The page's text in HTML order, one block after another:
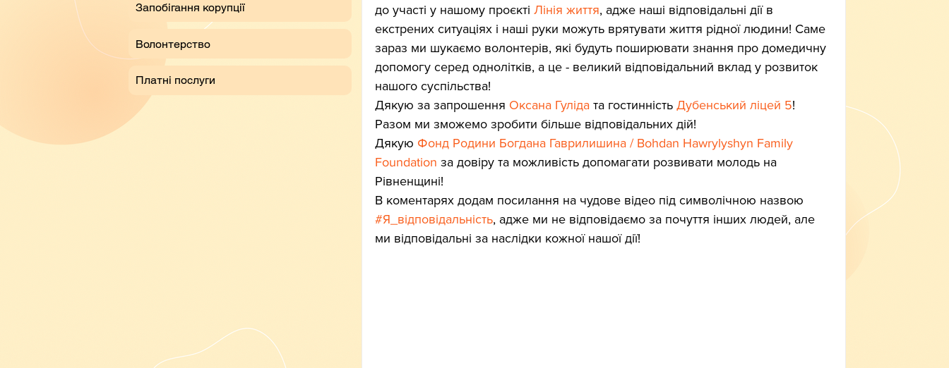
до участі у нашому проєкті Лінія життя, адже наші відповідальні дії в
екстрених ситуаціях і наші руки можуть врятувати життя рідної людини! Саме
зараз ми шукаємо волонтерів, які будуть поширювати знання про домедичну
допомогу серед однолітків, а це - великий відповідальний вклад у розвиток
нашого суспільства!
Дякую за запрошення Оксана Гуліда та гостинність Дубенський ліцей 5!
Разом ми зможемо зробити більше відповідальних дій!
Дякую Фонд Родини Богдана Гаврилишина / Bohdan Hawrylyshyn Family
Foundation за довіру та можливість допомагати розвивати молодь на
Рівненщині!
В коментарях додам посилання на чудове відео під символічною назвою
#Я_відповідальність, адже ми не відповідаємо за почуття інших людей, але
ми відповідальні за наслідки кожної нашої дії!
Запобігання корупції
Волонтерство
Платні послуги